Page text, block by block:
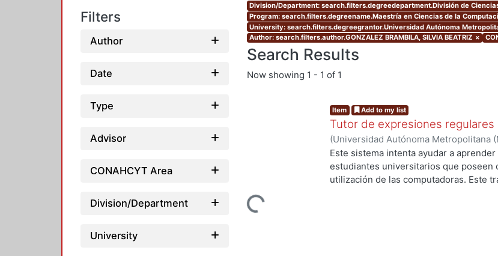
Filters
Author
Date
Type
Advisor
CONAHCYT Area
Division/Department
University
Division/Department: search.filters.degreedepartment.División de
Program: search.filters.degreename.Maestría en Ciencias de la
University: search.filters.degreegrantor.Universidad Autónoma
Author: search.filters.author.GONZALEZ BRAMBILA, SILVIA BEATRIZ ×
Search Results
Now showing 1 - 1 of 1
Loading...
Item Add to my list
Tutor de expresiones regulares
(Universidad Autónoma Metropolitana
de Servicios de Información., 1990-05)
Este sistema intenta ayudar a
estudiantes universitarios que poseen
utilización de las computadoras. Este